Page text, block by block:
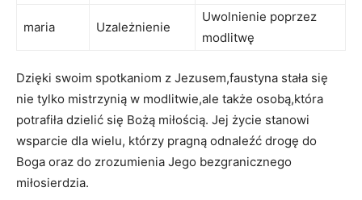
maria Uzależnienie
Uwolnienie poprzez
modlitwę
Dzięki ⁣swoim spotkaniom z Jezusem,faustyna stała​ się
nie tylko mistrzynią w modlitwie,ale ‍także osobą,która
potrafiła dzielić ​się ⁢Bożą miłością. Jej życie stanowi
wsparcie dla wielu, którzy pragną odnaleźć drogę do
Boga oraz ‌do⁣ zrozumienia Jego bezgranicznego
miłosierdzia.